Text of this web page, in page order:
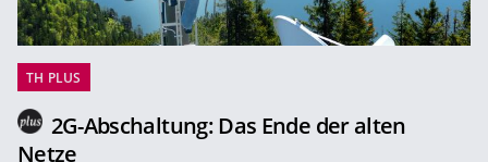
TH PLUS
2G-Abschaltung: Das Ende der alten
Netze